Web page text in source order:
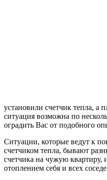
установили счетчик тепла, а
ситуация возможна по
оградить Вас от подобного
Ситуации, которые ведут к
счетчиком тепла, бывают
счетчика на чужую квартиру,
отоплением себя и всех